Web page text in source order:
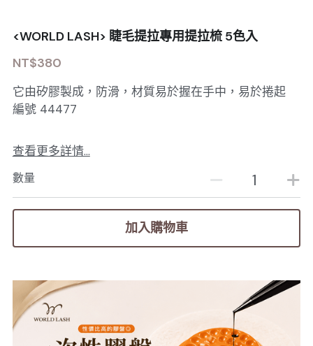
<WORLD LASH> 睫毛提拉專用提拉梳 5色入
NT$380
它由矽膠製成，防滑，材質易於握在手中，易於捲起
編號 44477
查看更多詳情...
數量
加入購物車